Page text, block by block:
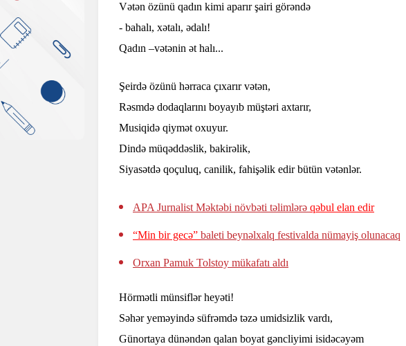
Vətən özünü qadın kimi aparır şairi görəndə
- bahalı, xətalı, ədalı!
Qadın –vətənin ət halı...
Şeirdə özünü hərraca çıxarır vətən,
Rəsmdə dodaqlarını boyayıb müştəri axtarır,
Musiqidə qiymət oxuyur.
Dində müqəddəslik, bakirəlik,
Siyasətdə qoçuluq, canilik, fahişəlik edir bütün vətənlər.
APA Jurnalist Məktəbi növbəti təlimlərə qəbul elan edir
“Min bir gecə” baleti beynəlxalq festivalda nümayiş olunacaq
Orxan Pamuk Tolstoy mükafatı aldı
Hörmətli münsiflər heyəti!
Səhər yeməyində süfrəmdə təzə umidsizlik vardı,
Günortaya dünəndən qalan boyat gəncliyimi isidəcəyəm